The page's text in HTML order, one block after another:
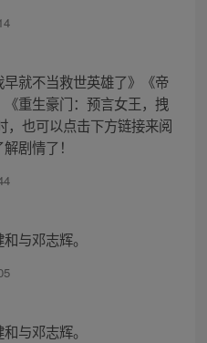
就不当救世英雄了》《帝
重生豪门：预言女王，拽
，也可以点击下方链接来阅
剧情了！
与邓志辉。
与邓志辉。